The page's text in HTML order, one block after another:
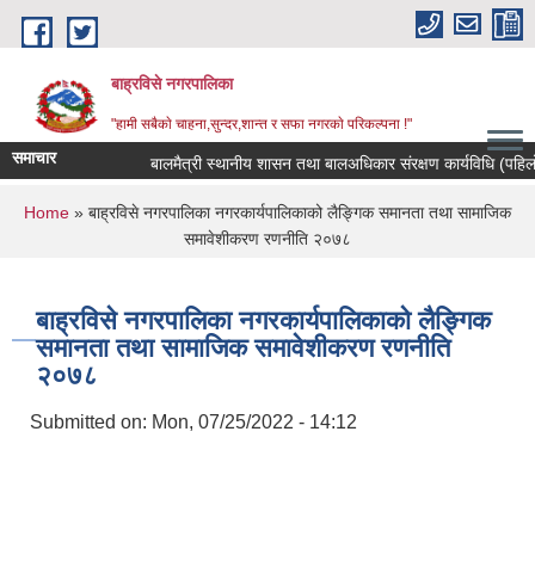
Skip to main content
बाह्रविसे नगरपालिका
"हामी सबैकाे चाहना,सुन्दर,शान्त र सफा नगरकाे परिकल्पना !"
समाचार बालमैत्री स्थानीय शासन तथा बालअधिकार संरक्षण कार्यविधि
You are here
Home » बाह्रविसे नगरपालिका नगरकार्यपालिकाको लैङ्गिक समानता तथा सामाजिक
समावेशीकरण रणनीति २०७८
बाह्रविसे नगरपालिका नगरकार्यपालिकाको लैङ्गिक
समानता तथा सामाजिक समावेशीकरण रणनीति
२०७८
Submitted on: Mon, 07/25/2022 - 14:12